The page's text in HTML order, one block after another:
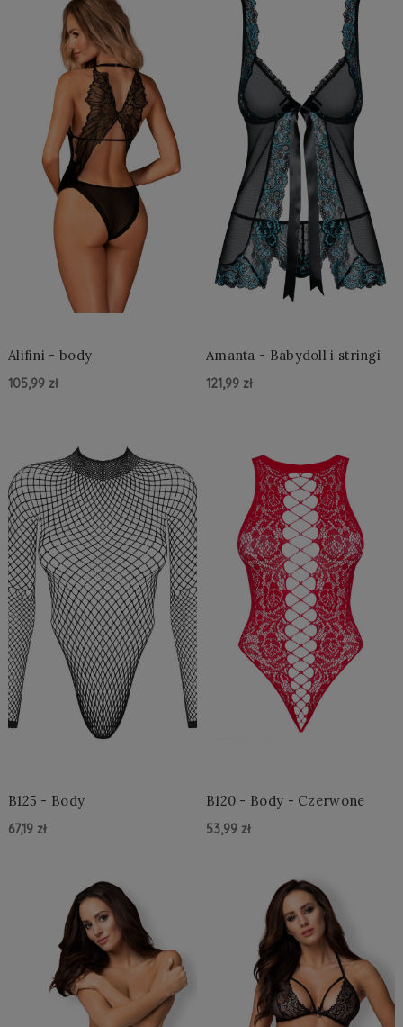
Alifini - body
105,99 zł
Amanta - Babydoll i stringi
121,99 zł
B125 - Body
67,19 zł
B120 - Body - Czerwone
53,99 zł